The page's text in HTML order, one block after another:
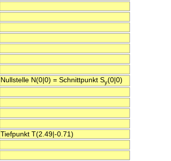
Nullstelle N(0|0) = Schnittpunkt Sy(0|0)
Tiefpunkt T(2.49|-0.71)